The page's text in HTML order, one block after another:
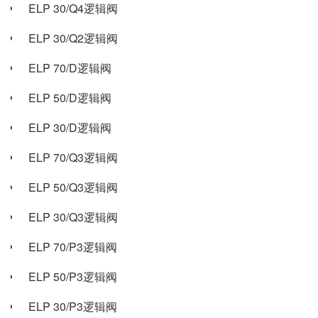
ELP 30/Q4逻辑阀
ELP 30/Q2逻辑阀
ELP 70/D逻辑阀
ELP 50/D逻辑阀
ELP 30/D逻辑阀
ELP 70/Q3逻辑阀
ELP 50/Q3逻辑阀
ELP 30/Q3逻辑阀
ELP 70/P3逻辑阀
ELP 50/P3逻辑阀
ELP 30/P3逻辑阀